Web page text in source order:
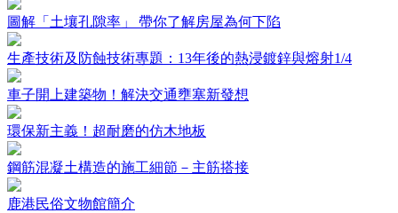
圖解「土壤孔隙率」 帶你了解房屋為何下陷
生產技術及防蝕技術專題：13年後的熱浸鍍鋅與熔射1/4
車子開上建築物！解決交通壅塞新發想
環保新主義！超耐磨的仿木地板
鋼筋混凝土構造的施工細節－主筋搭接
鹿港民俗文物館簡介